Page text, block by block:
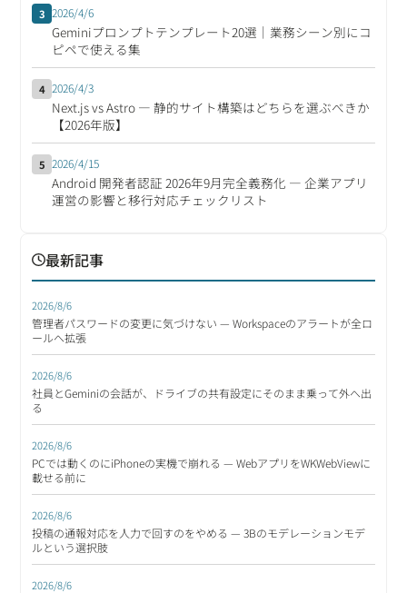
3 2026/4/6
Geminiプロンプトテンプレート20選｜業務シーン別にコ
ピペで使える集
4 2026/4/3
Next.js vs Astro ― 静的サイト構築はどちらを選ぶべきか
【2026年版】
5 2026/4/15
Android 開発者認証 2026年9月完全義務化 ― 企業アプリ
運営の影響と移行対応チェックリスト
最新記事
2026/8/6
管理者パスワードの変更に気づけない — Workspaceのアラートが全ロ
ールへ拡張
2026/8/6
社員とGeminiの会話が、ドライブの共有設定にそのまま乗って外へ出
る
2026/8/6
PCでは動くのにiPhoneの実機で崩れる — WebアプリをWKWebViewに
載せる前に
2026/8/6
投稿の通報対応を人力で回すのをやめる — 3Bのモデレーションモデ
ルという選択肢
2026/8/6